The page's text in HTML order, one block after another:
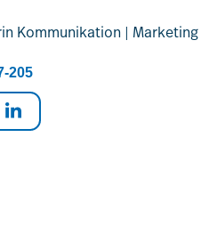
Kommunikation | Marketing
205